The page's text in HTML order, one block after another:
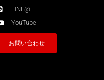
LINE@
YouTube
お問い合わせ